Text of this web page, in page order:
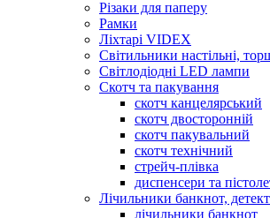
Різаки для паперу
Рамки
Ліхтарі VIDEX
Світильники настільні,
Світлодіодні LED лампи
Скотч та пакування
скотч канцелярський
скотч двосторонній
скотч пакувальний
скотч технічний
стрейч-плівка
диспенсери та
Лічильники банкнот,
лічильники банкнот